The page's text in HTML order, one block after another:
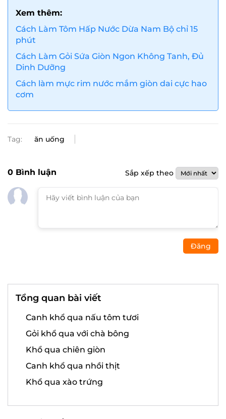
Xem thêm:
Cách Làm Tôm Hấp Nước Dừa Nam Bộ chỉ 15
phút
Cách Làm Gỏi Sứa Giòn Ngon Không Tanh, Đủ
Dinh Dưỡng
Cách làm mực rim nước mắm giòn dai cực hao
cơm
Tag: ăn uống
0 Bình luận Sắp xếp theo
Đăng
Tổng quan bài viết
Canh khổ qua nấu tôm tươi
Gỏi khổ qua với chà bông
Khổ qua chiên giòn
Canh khổ qua nhồi thịt
Khổ qua xào trứng